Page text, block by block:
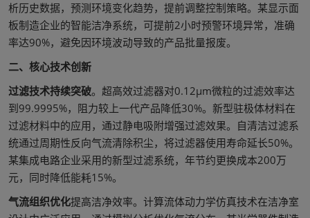
析历史数据，预测环境变化趋势，提前调整控制策略。某显示面
板制造企业的智能洁净系统，可提前2小时预警环境异常，准确
率达90%，避免因环境波动导致的产品批量报废。
二、核心技术创新
过滤技术持续突破。超高效过滤器对0.12μm微粒的过滤效率达
到99.9995%，阻力较上一代产品降低30%。新型驻极体材料在
过滤材料中的应用，通过静电吸附增强过滤效果。自清洁过滤系
统通过周期性反向气流清除积尘，将过滤器使用寿命延长50%。
某集成电路企业采用的新型过滤系统，年节约更换成本200万
元，同时降低能耗15%。
气流组织优化提高洁净效率。计算流体动力学仿真技术在洁净室